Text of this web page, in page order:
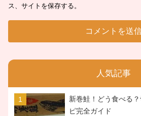
ス、サイトを保存する。
人気記事
新巻鮭！どう食べる
ピ完全ガイド